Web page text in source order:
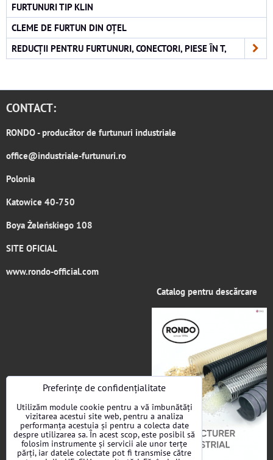
FURTUNURI TIP KLIN
CLEME DE FURTUN DIN OȚEL
REDUCȚII PENTRU FURTUNURI, CONECTORI, PIESE ÎN T,
CONTACT:
RONDO- producător de furtunuri industriale
office@industriale-furtunuri.ro
Polonia
Katowice 40-750
Boya Żeleńskiego 108
SITE OFICIAL
www.rondo-official.com
Catalog pentru descărcare
Preferințe de confidențialitate
Utilizăm module cookie pentru a vă îmbunătăți
vizitarea acestui site web, pentru a analiza
performanța acestuia și pentru a colecta date
despre utilizarea sa. În acest scop, este posibil să
folosim instrumente și servicii ale unor terțe
părți, iar datele colectate pot fi transmise către